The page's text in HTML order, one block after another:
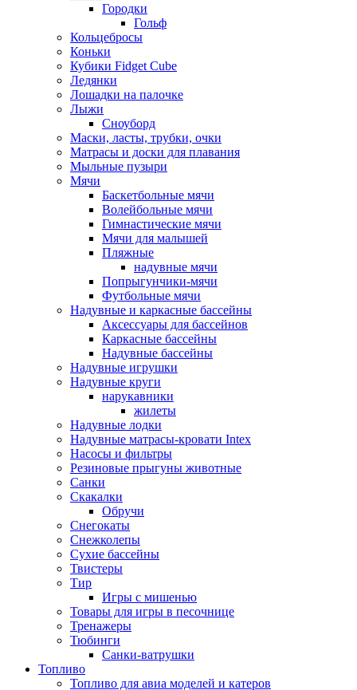
Городки
Гольф
Кольцебросы
Коньки
Кубики Fidget Cube
Ледянки
Лошадки на палочке
Лыжи
Сноуборд
Маски, ласты, трубки, очки
Матрасы и доски для плавания
Мыльные пузыри
Мячи
Баскетбольные мячи
Волейбольные мячи
Гимнастические мячи
Мячи для малышей
Пляжные
надувные мячи
Попрыгунчики-мячи
Футбольные мячи
Надувные и каркасные бассейны
Аксессуары для бассейнов
Каркасные бассейны
Надувные бассейны
Надувные игрушки
Надувные круги
нарукавники
жилеты
Надувные лодки
Надувные матрасы-кровати Intex
Насосы и фильтры
Резиновые прыгуны животные
Санки
Скакалки
Обручи
Снегокаты
Снежколепы
Сухие бассейны
Твистеры
Тир
Игры с мишенью
Товары для игры в песочнице
Тренажеры
Тюбинги
Санки-ватрушки
Топливо
Топливо для авиа моделей и катеров